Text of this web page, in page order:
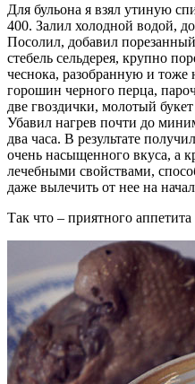
Для бульона я взял утиную
400. Залил холодной водой,
Посолил, добавил
стебель сельдерея, крупно
чеснока, разобранную и тоже
горошин черного перца,
две гвоздички, молотый
Убавил нагрев почти до
два часа. В результате
очень насыщенного вкуса, а
лечебными свойствами,
даже вылечить от нее на
Так что – приятного аппетита